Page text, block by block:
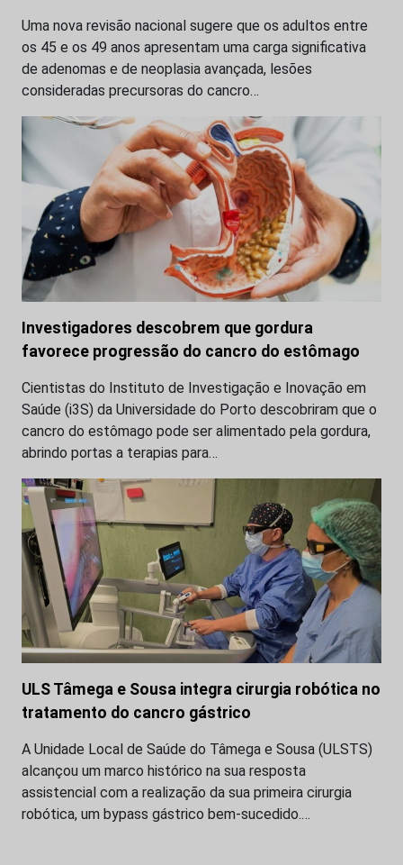
Uma nova revisão nacional sugere que os adultos entre
os 45 e os 49 anos apresentam uma carga significativa
de adenomas e de neoplasia avançada, lesões
consideradas precursoras do cancro…
Investigadores descobrem que gordura
favorece progressão do cancro do estômago
Cientistas do Instituto de Investigação e Inovação em
Saúde (i3S) da Universidade do Porto descobriram que o
cancro do estômago pode ser alimentado pela gordura,
abrindo portas a terapias para…
ULS Tâmega e Sousa integra cirurgia robótica no
tratamento do cancro gástrico
A Unidade Local de Saúde do Tâmega e Sousa (ULSTS)
alcançou um marco histórico na sua resposta
assistencial com a realização da sua primeira cirurgia
robótica, um bypass gástrico bem-sucedido.…